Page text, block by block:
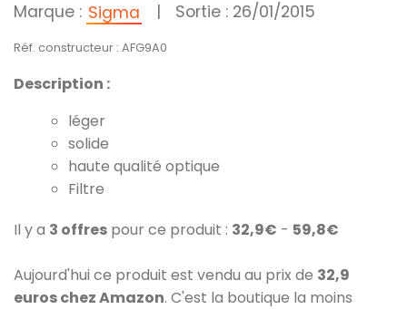
Marque : Sigma | Sortie : 26/01/2015
Réf. constructeur : AFG9A0
Description :
léger
solide
haute qualité optique
Filtre
Il y a 3 offres pour ce produit : 32,9€ - 59,8€
Aujourd'hui ce produit est vendu au prix de 32,9
euros chez Amazon. C'est la boutique la moins